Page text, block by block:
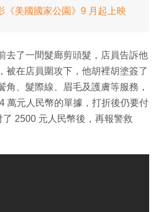
《美國國家公園》9 月起上映
去了一間髮廊剪頭髮，店員告訴他
被在店員圍攻下，他胡裡胡塗簽了
角、髮際線、眉毛及護膚等服務，
萬元人民幣的單據，打折後仍要付
2500 元人民幣後，再報警救